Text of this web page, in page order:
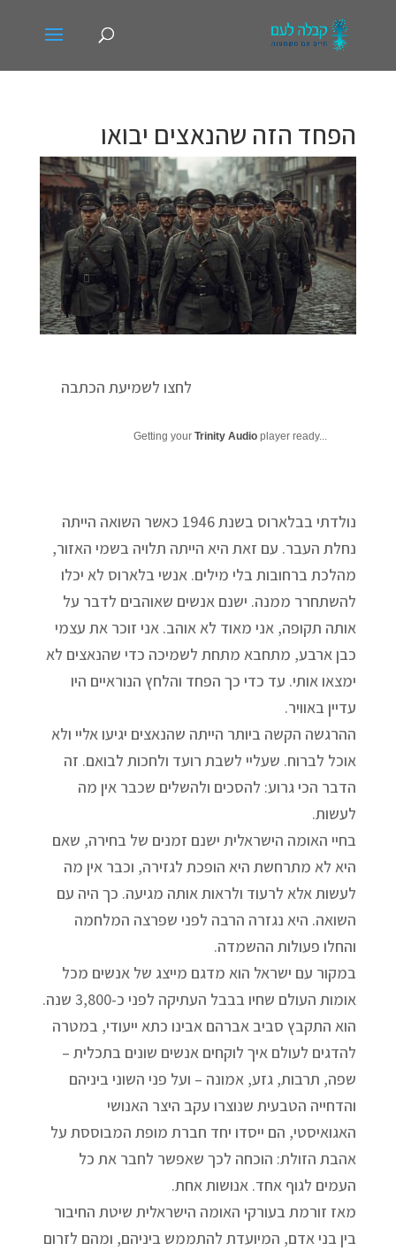
הפחד הזה שהנאצים יבואו
לחצו לשמיעת הכתבה
Getting yourTrinity Audio player ready...
נולדתי בבלארוס בשנת 1946 כאשר השואה הייתה
נחלת העבר. עם זאת היא הייתה תלויה בשמי האזור,
מהלכת ברחובות בלי מילים. אנשי בלארוס לא יכלו
להשתחרר ממנה. ישנם אנשים שאוהבים לדבר על
אותה תקופה, אני מאוד לא אוהב. אני זוכר את עצמי
כבן ארבע, מתחבא מתחת לשמיכה כדי שהנאצים לא
ימצאו אותי. עד כדי כך הפחד והלחץ הנוראיים היו
עדיין באוויר.
ההרגשה הקשה ביותר הייתה שהנאצים יגיעו אליי ולא
אוכל לברוח. שעליי לשבת רועד ולחכות לבואם. זה
הדבר הכי גרוע: להסכים ולהשלים שכבר אין מה
לעשות.
בחיי האומה הישראלית ישנם זמנים של בחירה, שאם
היא לא מתרחשת היא הופכת לגזירה, וכבר אין מה
לעשות אלא לרעוד ולראות אותה מגיעה. כך היה עם
השואה. היא נגזרה הרבה לפני שפרצה המלחמה
והחלו פעולות ההשמדה.
במקור עם ישראל הוא מדגם מייצג של אנשים מכל
אומות העולם שחיו בבבל העתיקה לפני כ-3,800 שנה.
הוא התקבץ סביב אברהם אבינו כתא ייעודי, במטרה
להדגים לעולם איך לוקחים אנשים שונים בתכלית –
שפה, תרבות, גזע, אמונה – ועל פני השוני ביניהם
והדחייה הטבעית שנוצרו עקב היצר האנושי
האגואיסטי, הם ייסדו יחד חברת מופת המבוססת על
אהבת הזולת: הוכחה לכך שאפשר לחבר את כל
העמים לגוף אחד. אנושות אחת.
מאז זורמת בעורקי האומה הישראלית שיטת החיבור
בין בני אדם, המיועדת להתממש ביניהם, ומהם לזרום